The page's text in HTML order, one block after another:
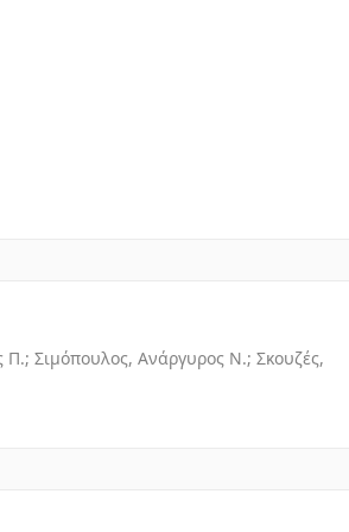
Π.; Σιμόπουλος, Ανάργυρος Ν.; Σκουζές,